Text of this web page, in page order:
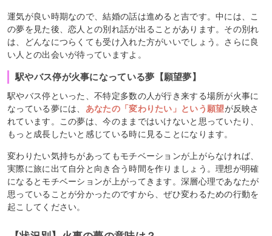
運気が良い時期なので、結婚の話は進めると吉です。中には、こ
の夢を見た後、恋人との別れ話が出ることがあります。その別れ
は、どんなにつらくても受け入れた方がいいでしょう。さらに良
い人との出会いが待っていますよ。
駅やバス停が火事になっている夢【願望夢】
駅やバス停といった、不特定多数の人が行き来する場所が火事に
なっている夢には、 あなたの「変わりたい」という願望が反映さ
れています。この夢は、今のままではいけないと思っていたり、
もっと成長したいと感じている時に見ることになります。
変わりたい気持ちがあってもモチベーションが上がらなければ、
実際に旅に出て自分と向き合う時間を作りましょう。理想が明確
になるとモチベーションが上がってきます。深層心理であなたが
思っていることが分かったのですから、ぜひ変わるための行動を
起こしてください。